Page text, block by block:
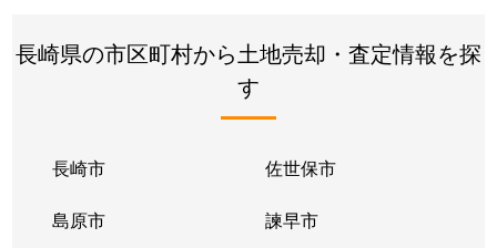
長崎県の市区町村から土地売却・査定情報を探
す
長崎市 佐世保市
島原市 諫早市